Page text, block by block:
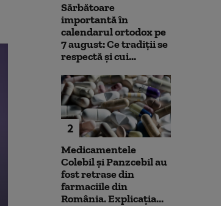
Sărbătoare
importantă în
calendarul ortodox pe
7 august: Ce tradiții se
respectă și cui...
2
Medicamentele
Colebil și Panzcebil au
fost retrase din
farmaciile din
România. Explicația...